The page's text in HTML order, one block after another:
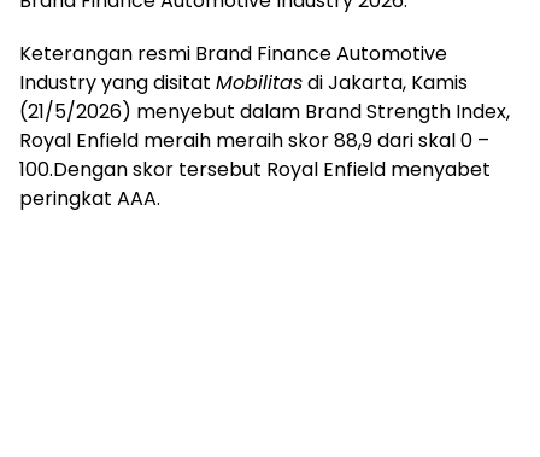
Keterangan resmi Brand Finance Automotive
Industry yang disitat Mobilitasdi Jakarta, Kamis
(21/5/2026) menyebut dalam Brand Strength Index,
Royal Enfield meraih meraih skor 88,9 dari skal 0 –
100.Dengan skor tersebut Royal Enfield menyabet
peringkat AAA.